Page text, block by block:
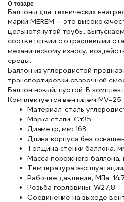
О товаре
Баллоны для технических
марки MEREM — это
цельнотянутой трубы,
соответствии с отраслевыми
механическому износу,
среды.
Баллон из углеродистой
транспортировки сварочной
Баллон новый, пустой. В
Комплектуется вентилем MV-25.
Материал: сталь
Марка стали: Ст35
Диаметр, мм: 168
Длина корпуса без
Толщина стенки баллона,
Масса порожнего баллона,
Температура
Рабочее давление, МПа: 14,7
Резьба горловины: W27,8
Соединение на выходе